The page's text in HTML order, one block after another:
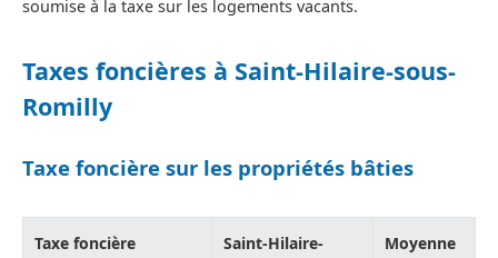
soumise à la taxe sur les logements vacants.
Taxes foncières à Saint-Hilaire-sous-
Romilly
Taxe foncière sur les propriétés bâties
Taxe foncière
Saint-Hilaire-
Moyenne